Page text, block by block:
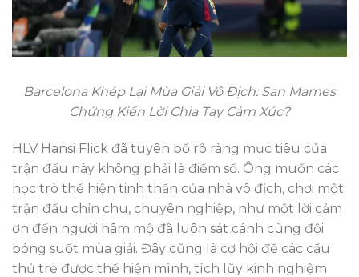
Barcelona Khép Lại Mùa Giải Vô Địch: San Mames
Chứng Kiến Lời Chia Tay Cảm Xúc?
HLV Hansi Flick đã tuyên bố rõ ràng mục tiêu của
trận đấu này không phải là điểm số. Ông muốn các
học trò thể hiện tinh thần của nhà vô địch, chơi một
trận đấu chỉn chu, chuyên nghiệp, như một lời cảm
ơn đến người hâm mộ đã luôn sát cánh cùng đội
bóng suốt mùa giải. Đây cũng là cơ hội để các cầu
thủ trẻ được thể hiện mình, tích lũy kinh nghiệm